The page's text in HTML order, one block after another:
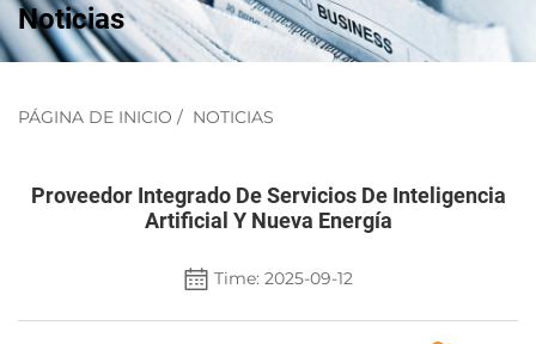
Noticias
PÁGINA DE INICIO / NOTICIAS
Proveedor Integrado De Servicios De Inteligencia
Artificial Y Nueva Energía
Time: 2025-09-12